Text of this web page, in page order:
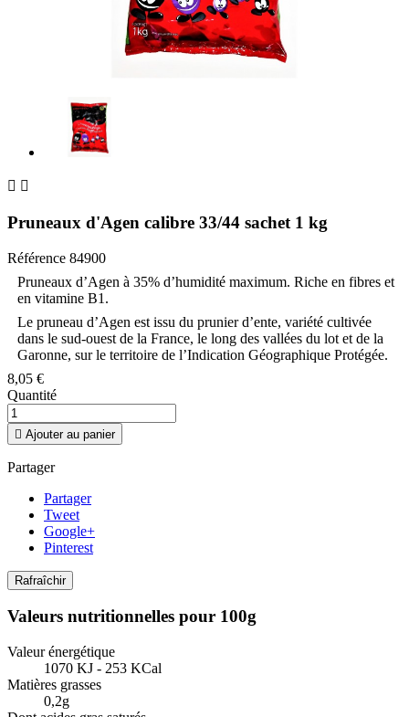
 
Pruneaux d'Agen calibre 33/44 sachet 1 kg
Référence 84900
Pruneaux d’Agen à 35% d’humidité maximum. Riche en fibres et
en vitamine B1.
Le pruneau d’Agen est issu du prunier d’ente, variété cultivée
dans le sud-ouest de la France, le long des vallées du lot et de la
Garonne, sur le territoire de l’Indication Géographique Protégée.
8,05 €
Quantité
 Ajouter au panier
Partager
Partager
Tweet
Google+
Pinterest
Valeurs nutritionnelles pour 100g
Valeur énergétique
1070 KJ - 253 KCal
Matières grasses
0,2g